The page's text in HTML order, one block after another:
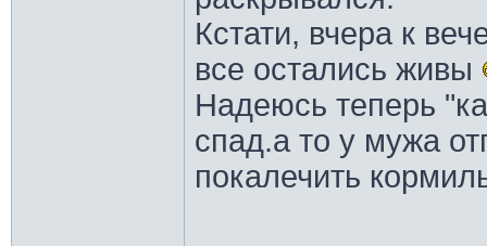
Кстати, вчера к
все остались живы
Надеюсь теперь
спад.а то у мужа
покалечить